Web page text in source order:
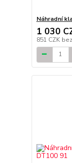
Náhradní
1 030
851 CZK